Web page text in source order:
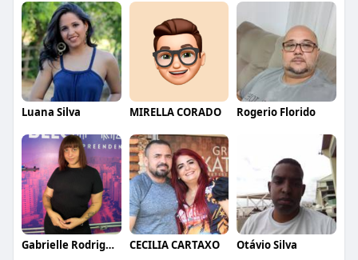
Luana Silva MIRELLA CORADO Rogerio Florido
Gabrielle Rodrigues CECILIA CARTAXO Otávio Silva